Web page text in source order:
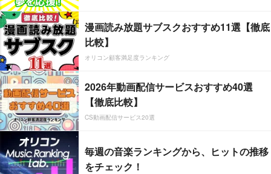
漫画読み放題サブスクおすすめ11選【徹底
比較】
オリコン顧客満足度ランキング
2026年動画配信サービスおすすめ40選
【徹底比較】
CS動画配信サービス20選
毎週の音楽ランキングから、ヒットの推移
をチェック！